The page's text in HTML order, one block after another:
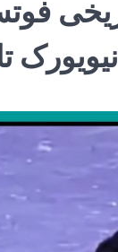
نیویورک